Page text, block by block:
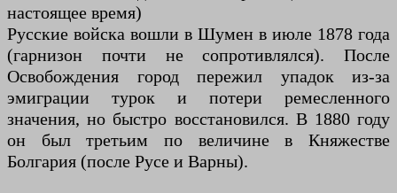
настоящее время)
Русские войска вошли в Шумен в июле 1878 года
(гарнизон почти не сопротивлялся). После
Освобождения город пережил упадок из-за
эмиграции турок и потери ремесленного
значения, но быстро восстановился. В 1880 году
он был третьим по величине в Княжестве
Болгария (после Русе и Варны).